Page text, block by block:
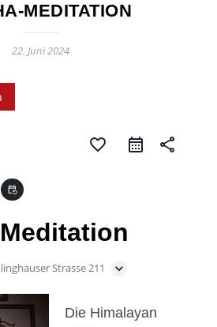
MEDITATION
22. Juni 2024
favorite_border share
event_repeat
Strasse 211
Die Himalayan